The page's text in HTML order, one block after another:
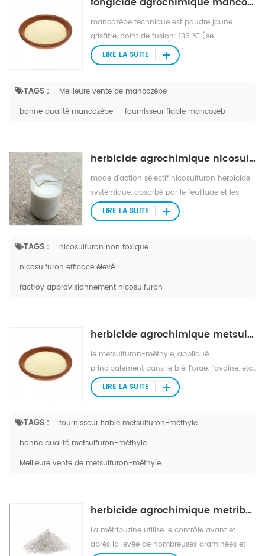
mancozèbe technique est poudre jaune
grisâtre, point de fusion: 136 ℃ (se
décomposant avant ce degré). point d'éclat:
137,8 ℃ (étiquette ouverte tasse), solubilité (g
dans la plupart solvants organiques.
TAGS :
Meilleure vente de mancozèbe
bonne qualité mancozèbe
fournisseur fiable mancozeb
LIRE LA SUITE
herbicide agrochimique nicosulfuron
mode d'action sélectif nicosulfuron herbicide
systémique, absorbé par le feuillage et les
racines, avec une translocation rapide dans le
xylème et le phloème jusqu'à les tissus
TAGS :
nicosulfuron non toxique
nicosulfuron efficace élevé
factroy approvisionnement nicosulfuron
LIRE LA SUITE
herbicide agrochimique metsulfuron-méthyle
le metsulfuron-méthyle, appliqué
principalement dans le blé, l'orge, l'avoine, etc.,
permet de lutter contre la plupart des
mauvaises herbes à feuilles larges et certaines
TAGS :
fournisseur fiable metsulfuron-méthyle
bonne qualité metsulfuron-méthyle
Meilleure vente de metsulfuron-méthyle
LIRE LA SUITE
herbicide agrochimique metribuzin
La métribuzine utilise le contrôle avant et
après la levée de nombreuses graminées et